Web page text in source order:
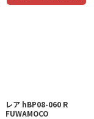
レア hBP08-060 R
FUWAMOCO